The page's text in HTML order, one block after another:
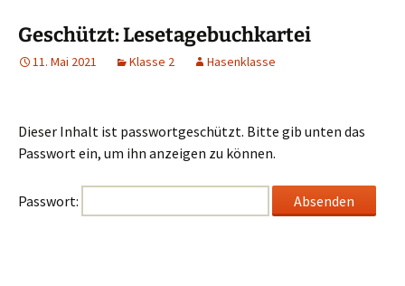
Geschützt: Lesetagebuchkartei
11. Mai 2021 Klasse 2 Hasenklasse
Dieser Inhalt ist passwortgeschützt. Bitte gib unten das
Passwort ein, um ihn anzeigen zu können.
Passwort: